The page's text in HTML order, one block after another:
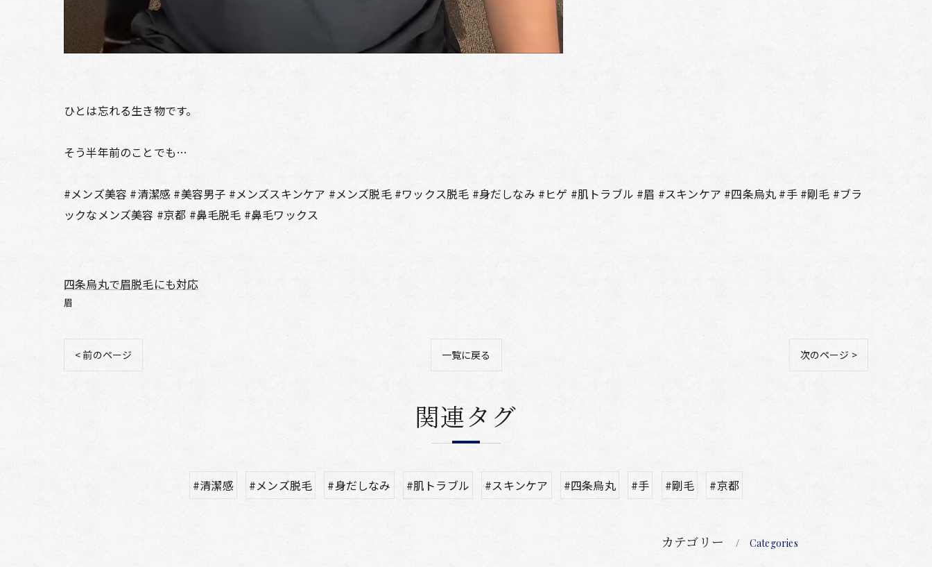
ひとは忘れる生き物です。
そう半年前のことでも…
#メンズ美容 #清潔感 #美容男子 #メンズスキンケア #メンズ脱毛 #ワックス脱毛 #身だしなみ #ヒゲ #肌トラブル #眉 #スキンケア #四条烏丸 #手 #剛毛 #ブラ
ックなメンズ美容 #京都 #鼻毛脱毛 #鼻毛ワックス
四条烏丸で眉脱毛にも対応
眉
< 前のページ 一覧に戻る 次のページ >
関連タグ
#清潔感 #メンズ脱毛 #身だしなみ #肌トラブル #スキンケア #四条烏丸 #手 #剛毛 #京都
カテゴリー Categories